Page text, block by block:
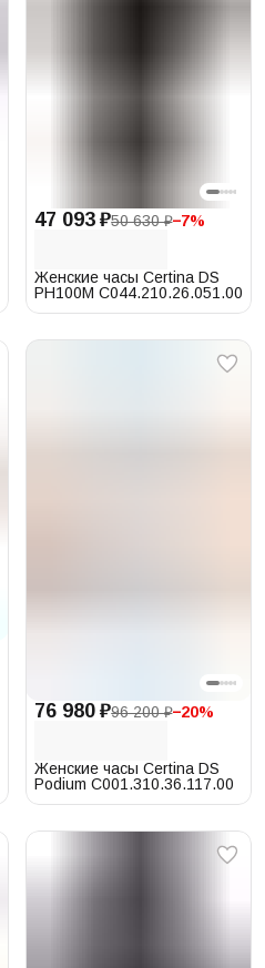
47 093 ₽50 630 ₽−7%
Женские часы Certina DS
PH100M C044.210.26.051.00
76 980 ₽96 200 ₽−20%
Женские часы Certina DS
Podium C001.310.36.117.00